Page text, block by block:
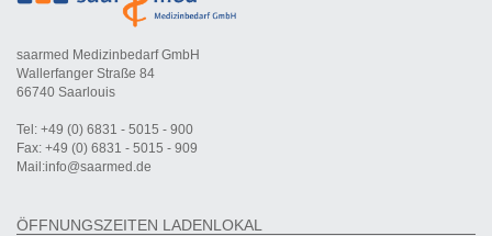
saarmed Medizinbedarf GmbH
Wallerfanger Straße 84
66740 Saarlouis
Tel: +49 (0) 6831 - 5015 - 900
Fax: +49 (0) 6831 - 5015 - 909
Mail:info@saarmed.de
ÖFFNUNGSZEITEN LADENLOKAL